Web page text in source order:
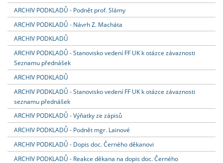
ARCHIV PODKLADŮ - Podnět prof. Slámy
ARCHIV PODKLADŮ - Návrh Z. Macháta
ARCHIV PODKLADŮ
ARCHIV PODKLADŮ - Stanovisko vedení FF UK k otázce závaznosti
Seznamu přednášek
ARCHIV PODKLADŮ
ARCHIV PODKLADŮ - Stanovisko vedení FF UK k otázce závaznosti
seznamu přednášek
ARCHIV PODKLADŮ - Výňatky ze zápisů
ARCHIV PODKLADŮ - Podnět mgr. Lainové
ARCHIV PODKLADŮ - Dopis doc. Černého děkanovi
ARCHIV PODKLADŮ - Reakce děkana na dopis doc. Černého